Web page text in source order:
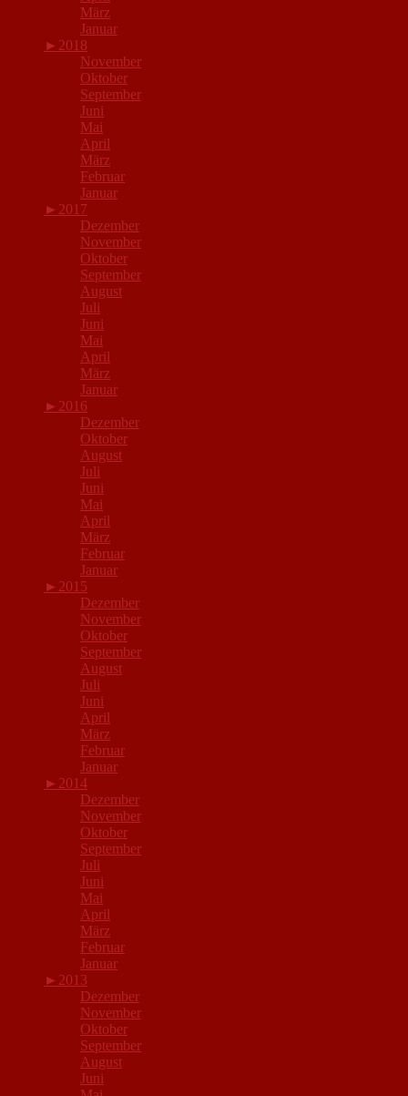
März
Januar
► 2018
November
Oktober
September
Juni
Mai
April
März
Februar
Januar
► 2017
Dezember
November
Oktober
September
August
Juli
Juni
Mai
April
März
Januar
► 2016
Dezember
Oktober
August
Juli
Juni
Mai
April
März
Februar
Januar
► 2015
Dezember
November
Oktober
September
August
Juli
Juni
April
März
Februar
Januar
► 2014
Dezember
November
Oktober
September
Juli
Juni
Mai
April
März
Februar
Januar
► 2013
Dezember
November
Oktober
September
August
Juni